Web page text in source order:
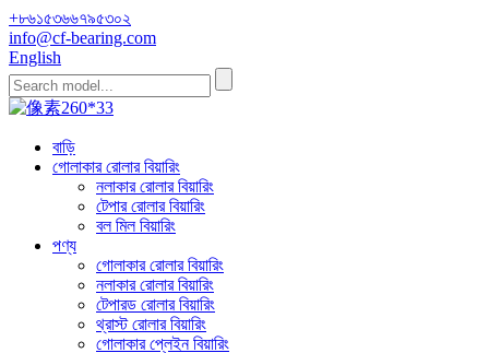
+৮৬১৫৩৬৬৭৯৫৩০২
info@cf-bearing.com
English
বাড়ি
গোলাকার রোলার বিয়ারিং
নলাকার রোলার বিয়ারিং
টেপার রোলার বিয়ারিং
বল মিল বিয়ারিং
পণ্য
গোলাকার রোলার বিয়ারিং
নলাকার রোলার বিয়ারিং
টেপারড রোলার বিয়ারিং
থ্রাস্ট রোলার বিয়ারিং
গোলাকার প্লেইন বিয়ারিং